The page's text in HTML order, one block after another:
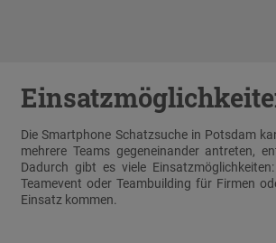
Die Smartphone Schatzsuche in Potsdam
mehrere Teams gegeneinander antreten,
Dadurch gibt es viele
Teamevent oder Teambuilding für Firmen
Einsatz kommen.